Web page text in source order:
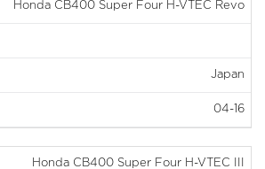
Honda CB400 Super Four H-VTEC Revo
Japan
04-16
Honda CB400 Super Four H-VTEC III